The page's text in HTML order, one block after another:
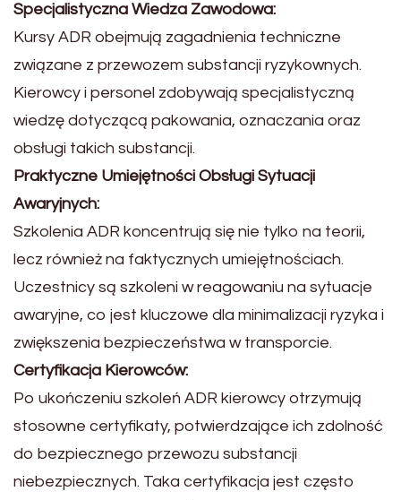
Specjalistyczna Wiedza Zawodowa:
Kursy ADR obejmują zagadnienia techniczne
związane z przewozem substancji ryzykownych.
Kierowcy i personel zdobywają specjalistyczną
wiedzę dotyczącą pakowania, oznaczania oraz
obsługi takich substancji.
Praktyczne Umiejętności Obsługi Sytuacji
Awaryjnych:
Szkolenia ADR koncentrują się nie tylko na teorii,
lecz również na faktycznych umiejętnościach.
Uczestnicy są szkoleni w reagowaniu na sytuacje
awaryjne, co jest kluczowe dla minimalizacji ryzyka i
zwiększenia bezpieczeństwa w transporcie.
Certyfikacja Kierowców:
Po ukończeniu szkoleń ADR kierowcy otrzymują
stosowne certyfikaty, potwierdzające ich zdolność
do bezpiecznego przewozu substancji
niebezpiecznych. Taka certyfikacja jest często